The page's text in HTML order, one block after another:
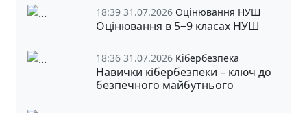
18:39 31.07.2026 Оцінювання НУШ
Оцінювання в 5‒9 класах НУШ
18:36 31.07.2026 Кібербезпека
Навички кібербезпеки – ключ до
безпечного майбутнього